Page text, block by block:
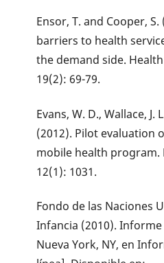
Ensor, T. and Cooper,
barriers to health
the demand side.
19(2): 69-79.
Evans, W. D., Wallace, J.
(2012). Pilot evaluation
mobile health program.
12(1): 1031.
Fondo de las Naciones
Infancia (2010). Informe
Nueva York, NY, en